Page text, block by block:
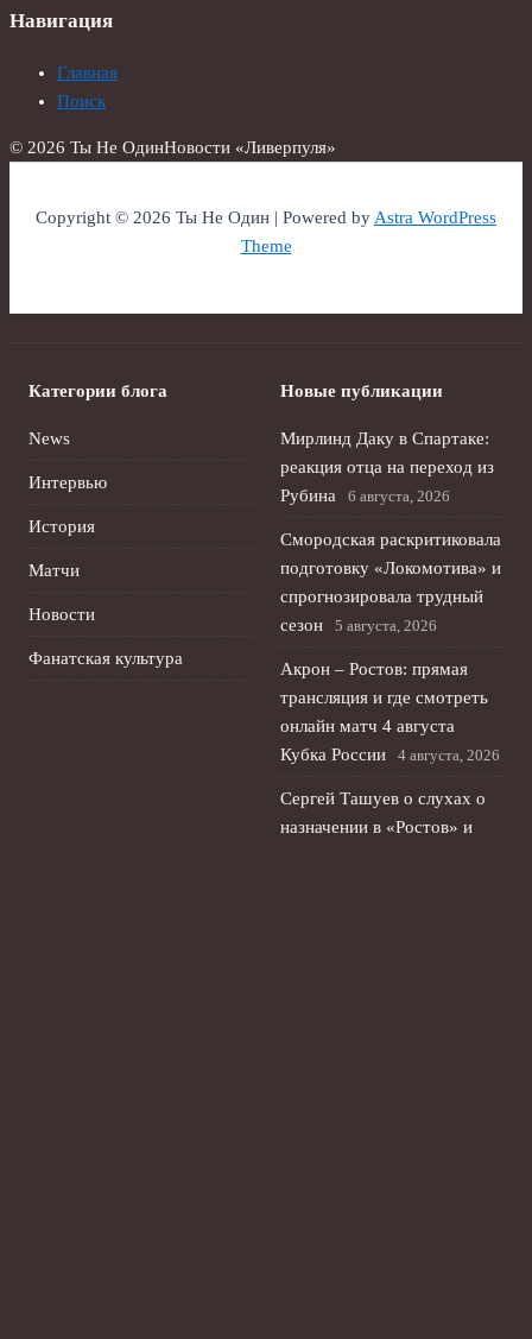
Навигация
Главная
Поиск
© 2026 Ты Не ОдинНовости «Ливерпуля»
Copyright © 2026 Ты Не Один | Powered byAstra WordPress
Theme
Категории блога
News
Интервью
История
Матчи
Новости
Фанатская культура
Новые публикации
Мирлинд Даку в Спартаке:
реакция отца на переход из
Рубина
6 августа, 2026
Смородская раскритиковала
подготовку «Локомотива» и
спрогнозировала трудный
сезон
5 августа, 2026
Акрон – Ростов: прямая
трансляция и где смотреть
онлайн матч 4 августа
Кубка России
4 августа, 2026
Сергей Ташуев о слухах о
назначении в «Ростов» и